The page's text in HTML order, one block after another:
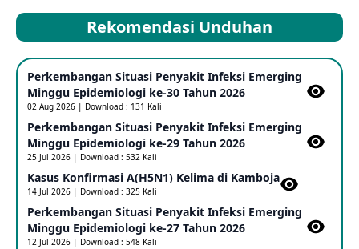
Mpox Clade 1b di Taiwan
25 May 2026
Update Informasi PHEIC Penyakit Ebola
23 May 2026
Penetapan Outbreak Penyakit Ebola di RD Kongo dan
Uganda Sebagai PHEIC
17 May 2026
Rekomendasi Unduhan
Perkembangan Situasi Penyakit Infeksi Emerging
Minggu Epidemiologi ke-30 Tahun 2026
02 Aug 2026 | Download : 131 Kali
Perkembangan Situasi Penyakit Infeksi Emerging
Minggu Epidemiologi ke-29 Tahun 2026
25 Jul 2026 | Download : 532 Kali
Kasus Konfirmasi A(H5N1) Kelima di Kamboja​
14 Jul 2026 | Download : 325 Kali
Perkembangan Situasi Penyakit Infeksi Emerging
Minggu Epidemiologi ke-27 Tahun 2026
12 Jul 2026 | Download : 548 Kali